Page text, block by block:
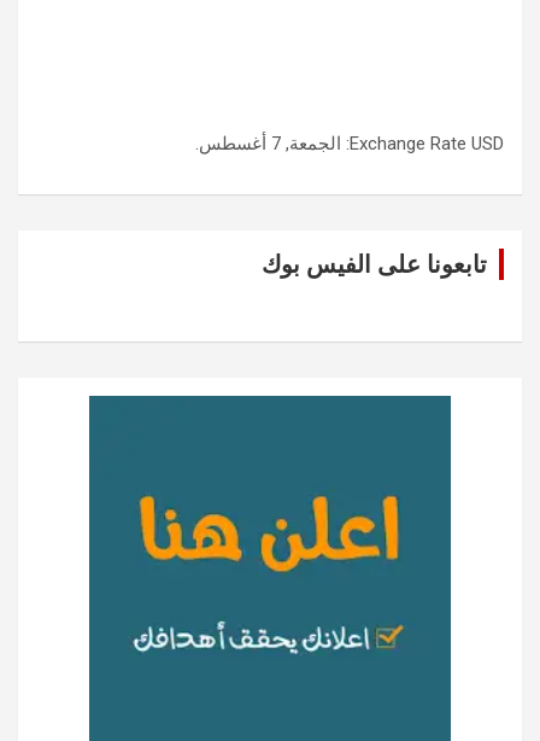
Exchange Rate USD : الجمعة, 7 أغسطس.
تابعونا على الفيس بوك